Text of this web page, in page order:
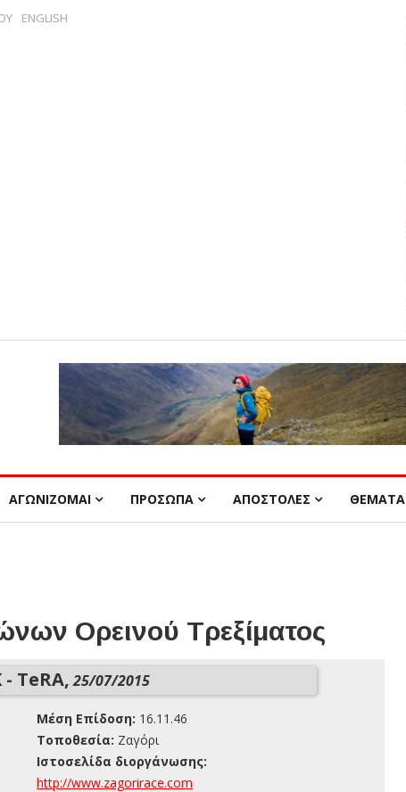
ENGLISH
ΑΓΩΝΙΖΟΜΑΙ ΠΡΟΣΩΠΑ ΑΠΟΣΤΟΛΕΣ ΘΕΜΑΤΑ
Ορεινού Τρεξίματος
TeRA,25/07/2015
Μέση Επίδοση: 16.11.46
Τοποθεσία: Ζαγόρι
Ιστοσελίδα διοργάνωσης:
http://www.zagorirace.com